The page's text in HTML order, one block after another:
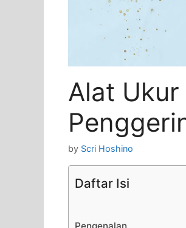
Alat
by Scri Hoshino
Daftar Isi